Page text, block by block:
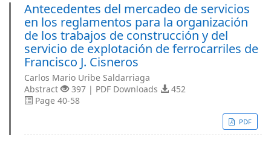
Antecedentes del mercadeo de servicios
en los reglamentos para la organización
de los trabajos de construcción y del
servicio de explotación de ferrocarriles de
Francisco J. Cisneros
Carlos Mario Uribe Saldarriaga
Abstract
397 | PDF Downloads
452
Page 40-58
PDF